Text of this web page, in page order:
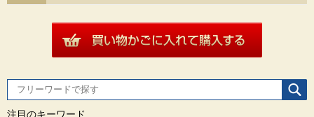
注目のキーワード